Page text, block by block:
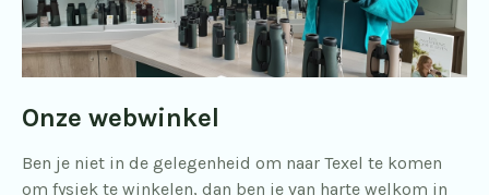
Onze webwinkel
Ben je niet in de gelegenheid om naar Texel te komen
om fysiek te winkelen, dan ben je van harte welkom in